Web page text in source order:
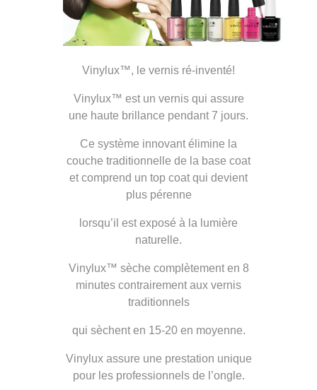
Vinylux™, le vernis ré-inventé!
Vinylux™ est un vernis qui assure
une haute brillance pendant 7 jours.
Ce système innovant élimine la
couche traditionnelle de la base coat
et comprend un top coat qui devient
plus pérenne
lorsqu’il est exposé à la lumière
naturelle.
Vinylux™ sèche complètement en 8
minutes contrairement aux vernis
traditionnels
qui sèchent en 15-20 en moyenne.
Vinylux assure une prestation unique
pour les professionnels de l’ongle.